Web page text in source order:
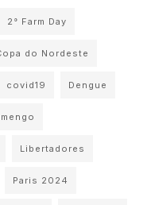
2° Farm Day
do Nordeste
covid19 Dengue
Libertadores
Paris 2024